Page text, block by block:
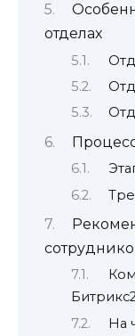
отделах
На